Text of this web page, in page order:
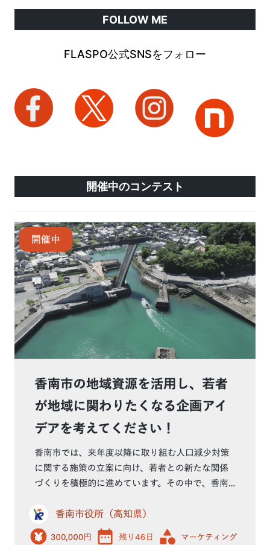
FOLLOW ME
FLASPO公式SNSをフォロー
開催中のコンテスト